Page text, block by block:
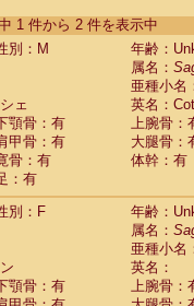
labiatus(0)
leucopus (0)
nigricollis (1)
oedipus
weddelli
spp.
trivirgatus
albifrons
capucinus
nigrivittatus
spp.(0)
1 件から 2 件を表示中
別：M
年齢：
属名：
亜種小名
ェ
英名：
顎骨：有
上腕骨：
甲骨：有
大腿骨：
骨：有
体幹：有
：有
別：F
年齢：
属名：
亜種小名
英名：
顎骨：有
上腕骨：